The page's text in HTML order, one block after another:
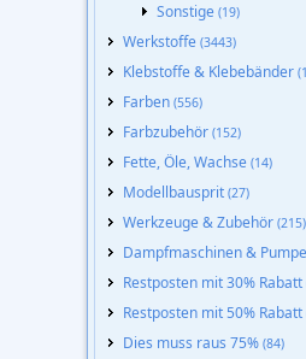
Sonstige (19)
Werkstoffe (3443)
Klebstoffe & Klebebänder
Farben (556)
Farbzubehör (152)
Fette, Öle, Wachse (14)
Modellbausprit (27)
Werkzeuge & Zubehör (215)
Dampfmaschinen &
Restposten mit 30% Rabatt
Restposten mit 50% Rabatt
Dies muss raus 75% (84)